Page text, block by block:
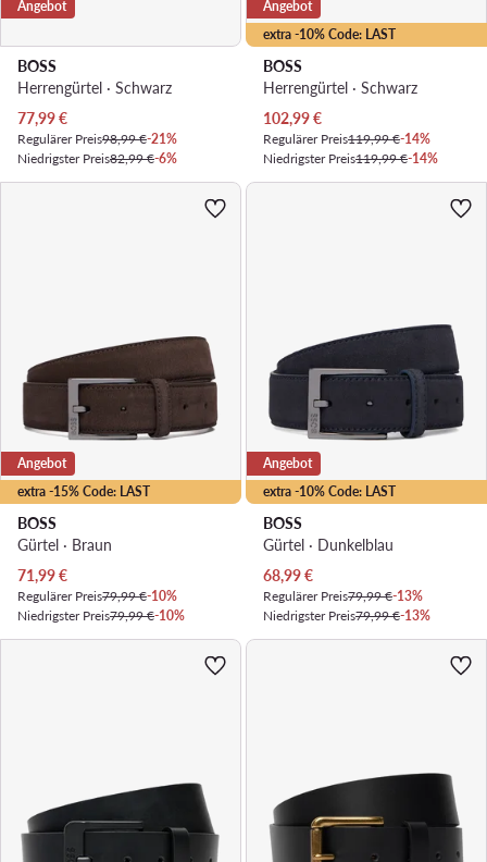
Angebot
BOSS
Herrengürtel · Schwarz
Aktueller Preis
77,99€
Regulärer Preis98,99 €-21%
Niedrigster Preis82,99 €-6%
extra -10% Code: LAST
Angebot
BOSS
Herrengürtel · Schwarz
Aktueller Preis
102,99€
Regulärer Preis119,99 €-14%
Niedrigster Preis119,99 €-14%
extra -15% Code: LAST
Angebot
BOSS
Gürtel · Braun
Aktueller Preis
71,99€
Regulärer Preis79,99 €-10%
Niedrigster Preis79,99 €-10%
extra -10% Code: LAST
Angebot
BOSS
Gürtel · Dunkelblau
Aktueller Preis
68,99€
Regulärer Preis79,99 €-13%
Niedrigster Preis79,99 €-13%